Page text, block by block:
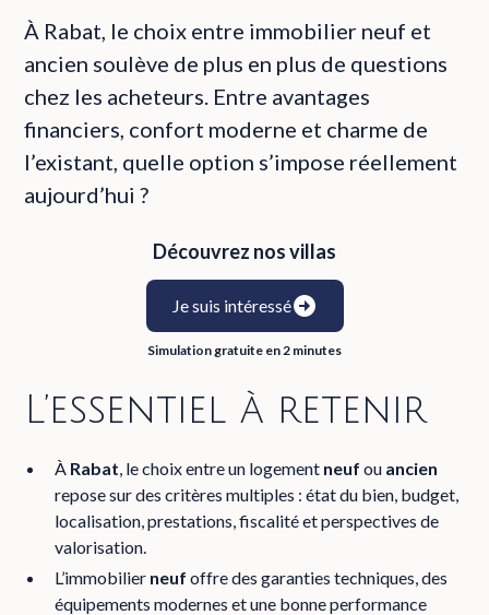
À Rabat, le choix entre immobilier neuf et
ancien soulève de plus en plus de questions
chez les acheteurs. Entre avantages
financiers, confort moderne et charme de
l’existant, quelle option s’impose réellement
aujourd’hui ?
Découvrez nos villas
Je suis intéressé
Simulation gratuite en 2 minutes
L’essentiel à retenir
À Rabat, le choix entre un logement neuf ou ancien
repose sur des critères multiples : état du bien, budget,
localisation, prestations, fiscalité et perspectives de
valorisation.
L’immobilier neuf offre des garanties techniques, des
équipements modernes et une bonne performance